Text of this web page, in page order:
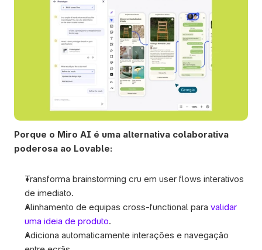
Porque o Miro AI é uma alternativa colaborativa
poderosa ao Lovable:
Transforma brainstorming cru em user flows interativos
de imediato.
Alinhamento de equipas cross-functional para validar
uma ideia de produto.
Adiciona automaticamente interações e navegação